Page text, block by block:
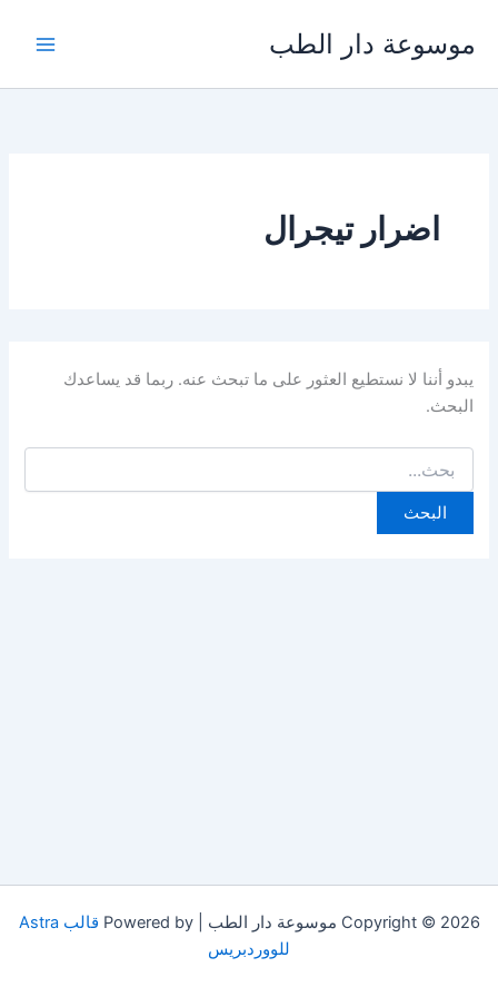
المحتوى
موسوعة دار الطب
اضرار تيجرال
يبدو أننا لا نستطيع العثور على ما تبحث عنه. ربما قد يساعدك
البحث.
عن:
Copyright © 2026 موسوعة دار الطب | Powered by
قالب Astra
للووردبريس